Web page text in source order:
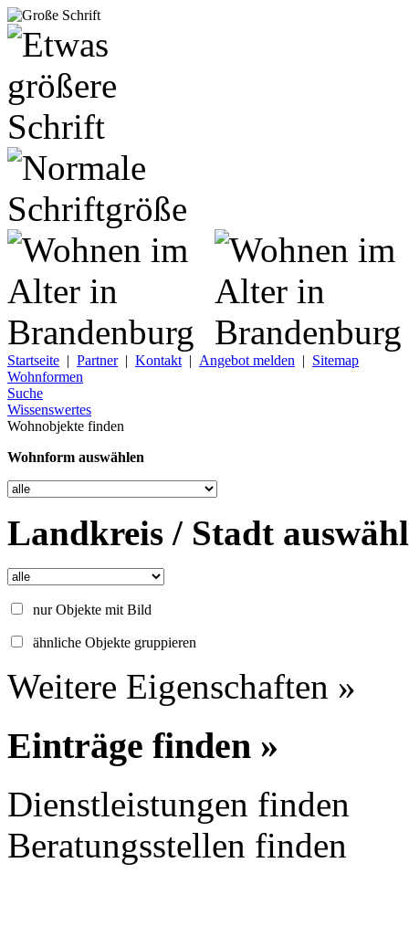
Startseite | Partner| Kontakt | Angebot melden | Sitemap
Wohnformen
Suche
Wissenswertes
Wohnobjekte finden
Wohnform auswählen
Landkreis / Stadt
nur Objekte mit Bild
ähnliche Objekte gruppieren
Weitere Eigenschaften »
Einträge finden »
Dienstleistungen finden
Beratungsstellen finden